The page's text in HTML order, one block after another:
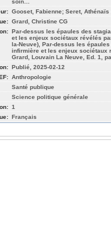
Gooset, Fabienne; Seret,
Grard, Christine CG
Par-dessus les épaules des
et les enjeux sociétaux révélés
la-Neuve), Par-dessus les
infirmière et les enjeux sociétaux
Grard, Louvain La Neuve, Ed. 1,
Publié, 2025-02-12
Anthropologie
Santé publique
Science politique générale
1
Français